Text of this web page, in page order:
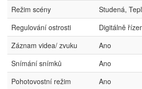
Režim scény
Studená,
Regulování ostrosti
Digitálně
Záznam videa/ zvuku
Ano
Snímání snímků
Ano
Pohotovostní režim
Ano